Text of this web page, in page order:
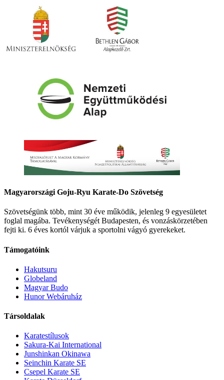
Magyarországi Goju-Ryu Karate-Do Szövetség
Szövetségünk több, mint 30 éve működik, jelenleg 9 egyesületet
foglal magába. Tevékenységét Budapesten, és vonzáskörzetében
fejti ki. 6 éves kortól várjuk a sportolni vágyó gyerekeket.
Támogatóink
Hakutsuru
Globeland
Magyar Budo
Hunor Webáruház
Társoldalak
Karatestílusok
Sakura-Kai International
Junshinkan Okinawa
Seinchin Karate SE
Csepel Karate SE